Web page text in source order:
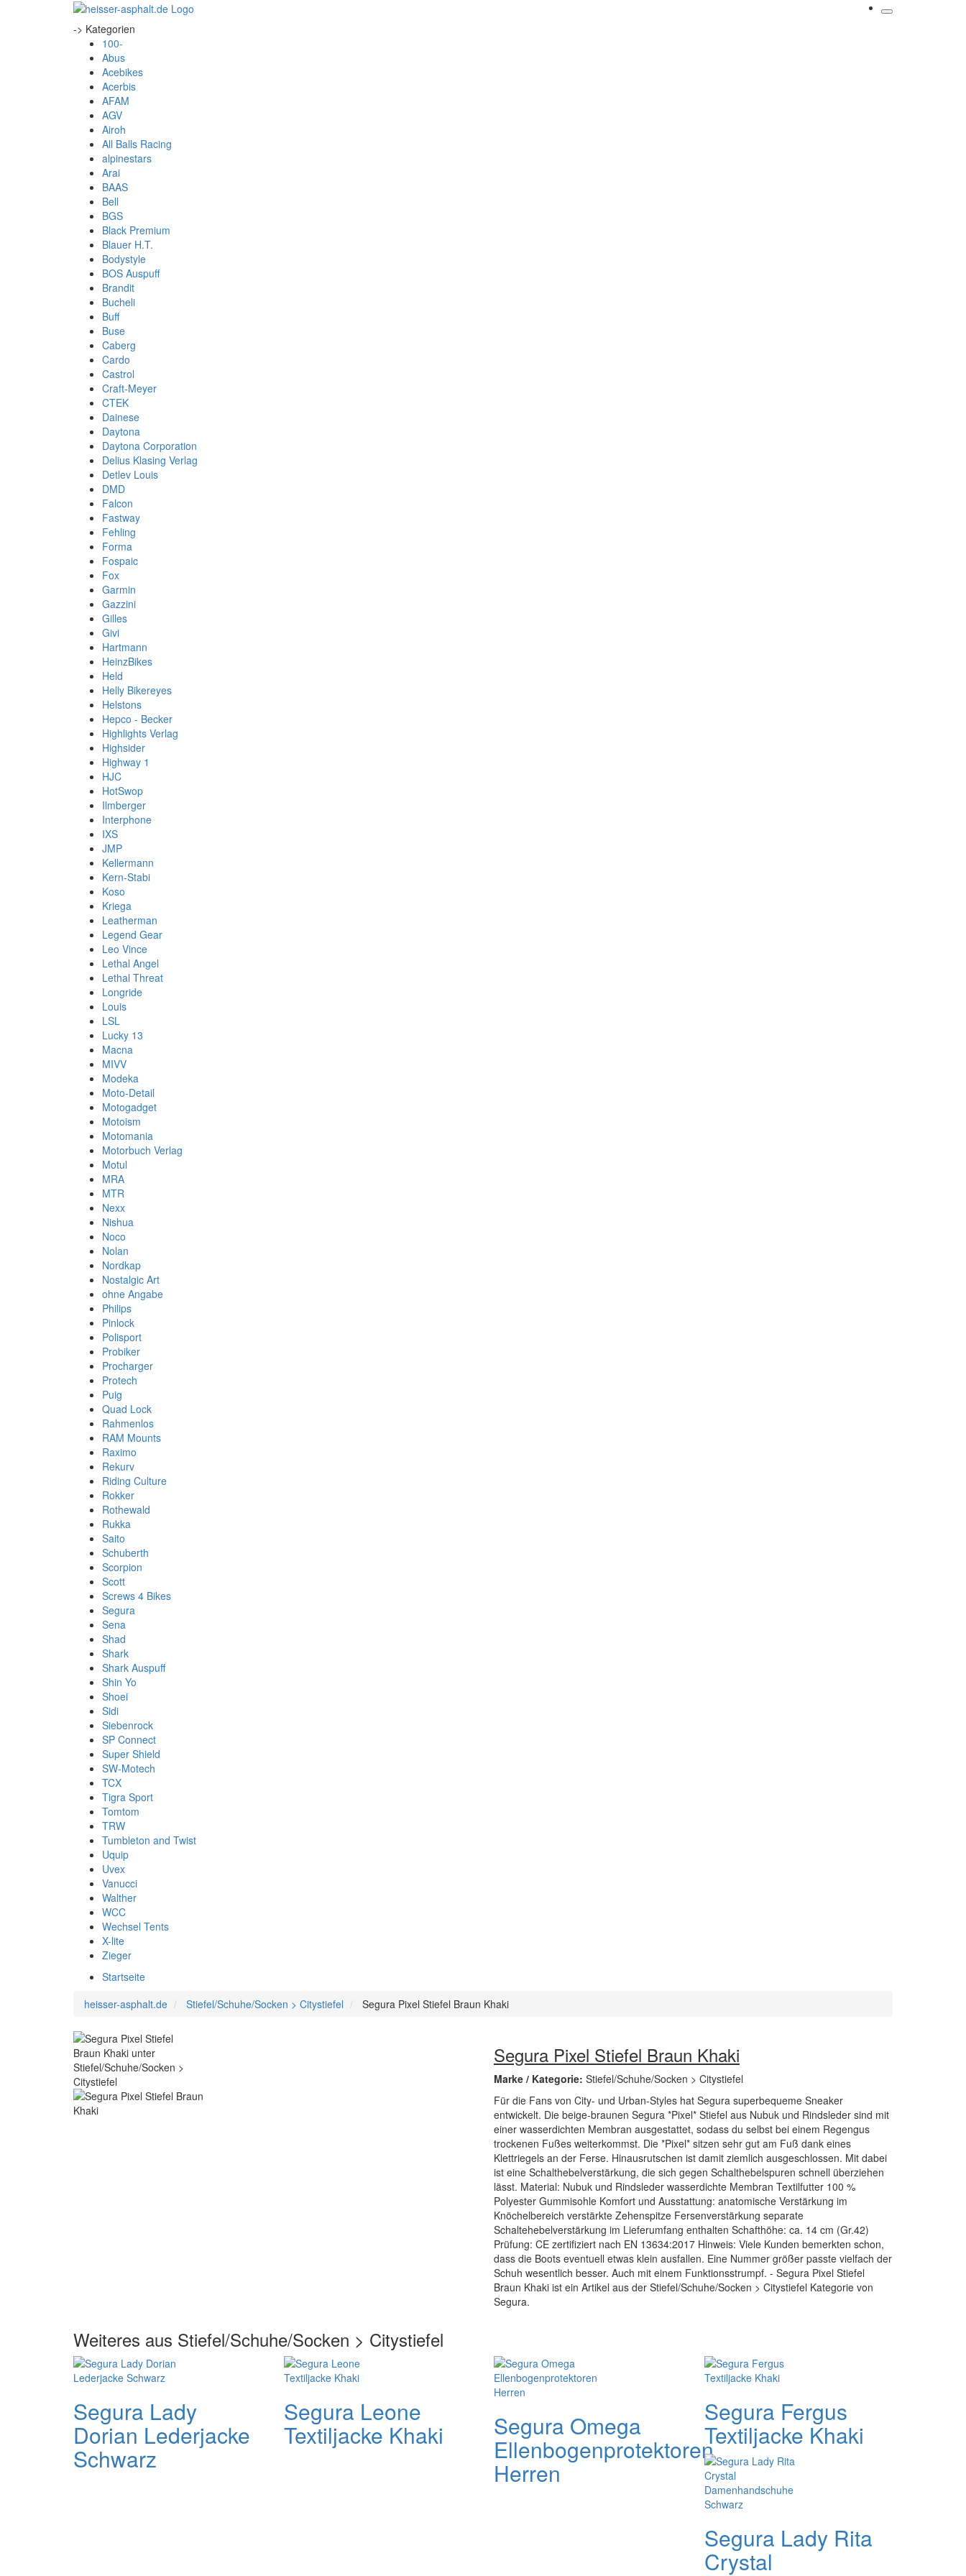
-> Kategorien
100-
Abus
Acebikes
Acerbis
AFAM
AGV
Airoh
All Balls Racing
alpinestars
Arai
BAAS
Bell
BGS
Black Premium
Blauer H.T.
Bodystyle
BOS Auspuff
Brandit
Bucheli
Buff
Buse
Caberg
Cardo
Castrol
Craft-Meyer
CTEK
Dainese
Daytona
Daytona Corporation
Delius Klasing Verlag
Detlev Louis
DMD
Falcon
Fastway
Fehling
Forma
Fospaic
Fox
Garmin
Gazzini
Gilles
Givi
Hartmann
HeinzBikes
Held
Helly Bikereyes
Helstons
Hepco - Becker
Highlights Verlag
Highsider
Highway 1
HJC
HotSwop
Ilmberger
Interphone
IXS
JMP
Kellermann
Kern-Stabi
Koso
Kriega
Leatherman
Legend Gear
Leo Vince
Lethal Angel
Lethal Threat
Longride
Louis
LSL
Lucky 13
Macna
MIVV
Modeka
Moto-Detail
Motogadget
Motoism
Motomania
Motorbuch Verlag
Motul
MRA
MTR
Nexx
Nishua
Noco
Nolan
Nordkap
Nostalgic Art
ohne Angabe
Philips
Pinlock
Polisport
Probiker
Procharger
Protech
Puig
Quad Lock
Rahmenlos
RAM Mounts
Raximo
Rekurv
Riding Culture
Rokker
Rothewald
Rukka
Saito
Schuberth
Scorpion
Scott
Screws 4 Bikes
Segura
Sena
Shad
Shark
Shark Auspuff
Shin Yo
Shoei
Sidi
Siebenrock
SP Connect
Super Shield
SW-Motech
TCX
Tigra Sport
Tomtom
TRW
Tumbleton and Twist
Uquip
Uvex
Vanucci
Walther
WCC
Wechsel Tents
X-lite
Zieger
Startseite
heisser-asphalt.de
Stiefel/Schuhe/Socken > Citystiefel Segura Pixel Stiefel Braun Khaki
Segura Pixel Stiefel Braun Khaki
Marke / Kategorie: Stiefel/Schuhe/Socken > Citystiefel
Für die Fans von City- und Urban-Styles hat Segura superbequeme Sneaker
entwickelt. Die beige-braunen Segura *Pixel* Stiefel aus Nubuk und Rindsleder sind mit
einer wasserdichten Membran ausgestattet, sodass du selbst bei einem Regengus
trockenen Fußes weiterkommst. Die *Pixel* sitzen sehr gut am Fuß dank eines
Klettriegels an der Ferse. Hinausrutschen ist damit ziemlich ausgeschlossen. Mit dabei
ist eine Schalthebelverstärkung, die sich gegen Schalthebelspuren schnell überziehen
lässt. Material: Nubuk und Rindsleder wasserdichte Membran Textilfutter 100 %
Polyester Gummisohle Komfort und Ausstattung: anatomische Verstärkung im
Knöchelbereich verstärkte Zehenspitze Fersenverstärkung separate
Schaltehebelverstärkung im Lieferumfang enthalten Schafthöhe: ca. 14 cm (Gr.42)
Prüfung: CE zertifiziert nach EN 13634:2017 Hinweis: Viele Kunden bemerkten schon,
dass die Boots eventuell etwas klein ausfallen. Eine Nummer größer passte vielfach der
Schuh wesentlich besser. Auch mit einem Funktionsstrumpf. - Segura Pixel Stiefel
Braun Khaki ist ein Artikel aus der Stiefel/Schuhe/Socken > Citystiefel Kategorie von
Segura.
Weiteres aus Stiefel/Schuhe/Socken > Citystiefel
Segura Lady
Dorian Lederjacke
Schwarz
Segura Leone
Textiljacke Khaki Segura Omega
Ellenbogenprotektoren
Herren
Segura Fergus
Textiljacke Khaki
Segura Lady Rita
Crystal